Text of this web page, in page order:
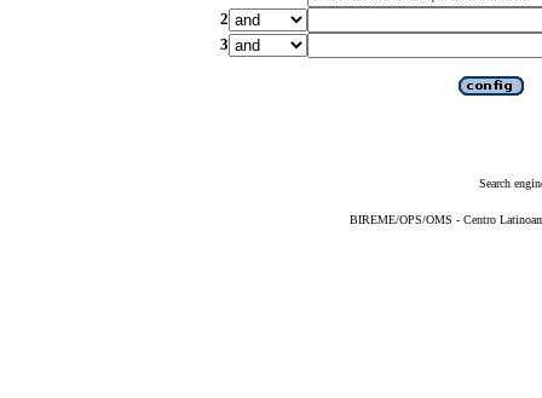
2
3
Search
BIREME/OPS/OMS - Centro